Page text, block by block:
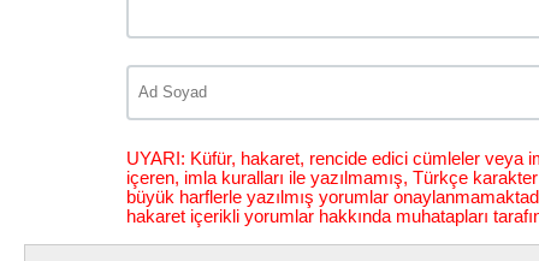
UYARI: Küfür, hakaret, rencide edici cümleler veya
içeren, imla kuralları ile yazılmamış, Türkçe
büyük harflerle yazılmış yorumlar
hakaret içerikli yorumlar hakkında muhatapları